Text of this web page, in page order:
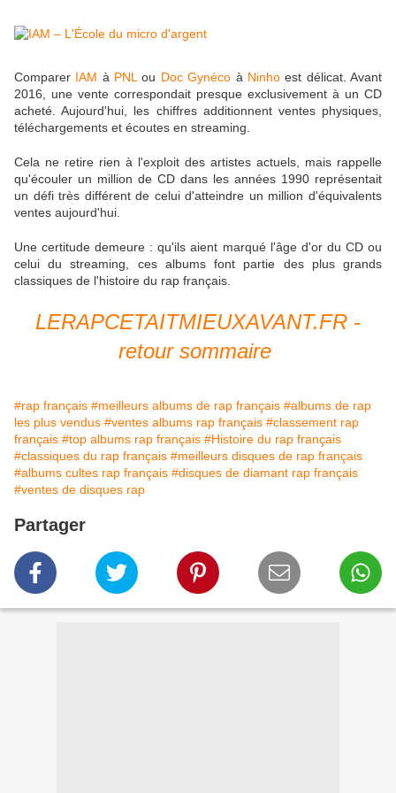
Comparer IAM à PNL ou Doc Gynéco à Ninhoest délicat. Avant
2016, une vente correspondait presque exclusivement à un CD
acheté. Aujourd'hui, les chiffres additionnent ventes physiques,
téléchargements et écoutes en streaming.
Cela ne retire rien à l'exploit des artistes actuels, mais rappelle
qu'écouler un million de CD dans les années 1990 représentait
un défi très différent de celui d'atteindre un million d'équivalents
ventes aujourd'hui.
Une certitude demeure : qu'ils aient marqué l'âge d'or du CD ou
celui du streaming, ces albums font partie des plus grands
classiques de l'histoire du rap français.
LERAPCETAITMIEUXAVANT.FR -
retour sommaire
#rap français #meilleurs albums de rap français #albums de rap
les plus vendus #ventes albums rap français #classement rap
français #top albums rap français #Histoire du rap français
#classiques du rap français #meilleurs disques de rap français
#albums cultes rap français #disques de diamant rap français
#ventes de disques rap
Partager